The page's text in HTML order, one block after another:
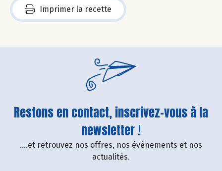
Imprimer la recette
Restons en contact, inscrivez-vous à la
newsletter !
....et retrouvez nos offres, nos événements et nos
actualités.